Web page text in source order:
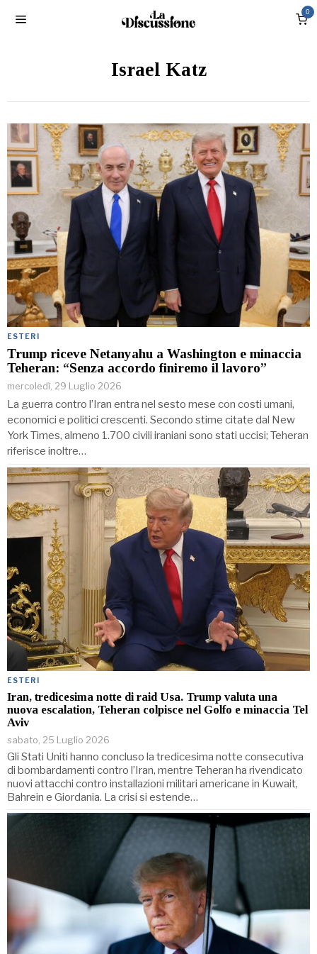
0
Israel Katz
ESTERI
Trump riceve Netanyahu a Washington e minaccia
Teheran: “Senza accordo finiremo il lavoro”
mercoledì, 29 Luglio 2026
La guerra contro l’Iran entra nel sesto mese con costi umani,
economici e politici crescenti. Secondo stime citate dal New
York Times, almeno 1.700 civili iraniani sono stati uccisi; Teheran
riferisce inoltre…
ESTERI
Iran, tredicesima notte di raid Usa. Trump valuta una
nuova escalation, Teheran colpisce nel Golfo e minaccia Tel
Aviv
sabato, 25 Luglio 2026
Gli Stati Uniti hanno concluso la tredicesima notte consecutiva
di bombardamenti contro l’Iran, mentre Teheran ha rivendicato
nuovi attacchi contro installazioni militari americane in Kuwait,
Bahrein e Giordania. La crisi si estende…